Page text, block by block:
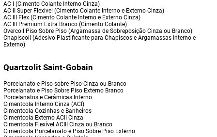
AC I (Cimento Colante Interno Cinza)
AC II Super Flexível (Cimento Colante Interno e Externo Cinza)
AC III Flex (Cimento Colante Interno e Externo Cinza)
AC III Premium Extra Branco (Cimento Colante)
Overcoll Piso Sobre Piso (Argamassa de Sobreposição Cinza ou Branco)
Chapiscoll (Adesivo Plastificante para Chapiscos e Argamassas Interno e
Externo)
Quartzolit Saint-Gobain
Porcelanato e Piso sobre Piso Cinza ou Branco
Porcelanato e Piso Sobre Piso Externo Branco
Porcelanatos e Cerâmicas Interno
Cimentcola Interno Cinza (ACI)
Cimentcola Cozinhas e Banheiros
Cimentcola Externo ACII Cinza
Cimentcola Flexível ACIII Cinza ou Branco
Cimentcola Porcelanato e Piso Sobre Piso Externo